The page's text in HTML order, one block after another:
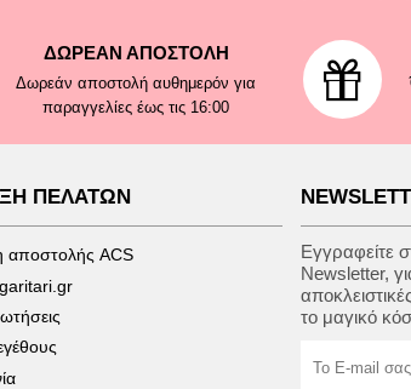
ΔΩΡΕΑΝ ΑΠΟΣΤΟΛΗ
Δωρεάν αποστολή αυθημερόν για
παραγγελίες έως τις 16:00
ΠΕΛΑΤΩΝ
αποστολής ACS
Εγγραφείτε
Newsletter,
το μαγικό